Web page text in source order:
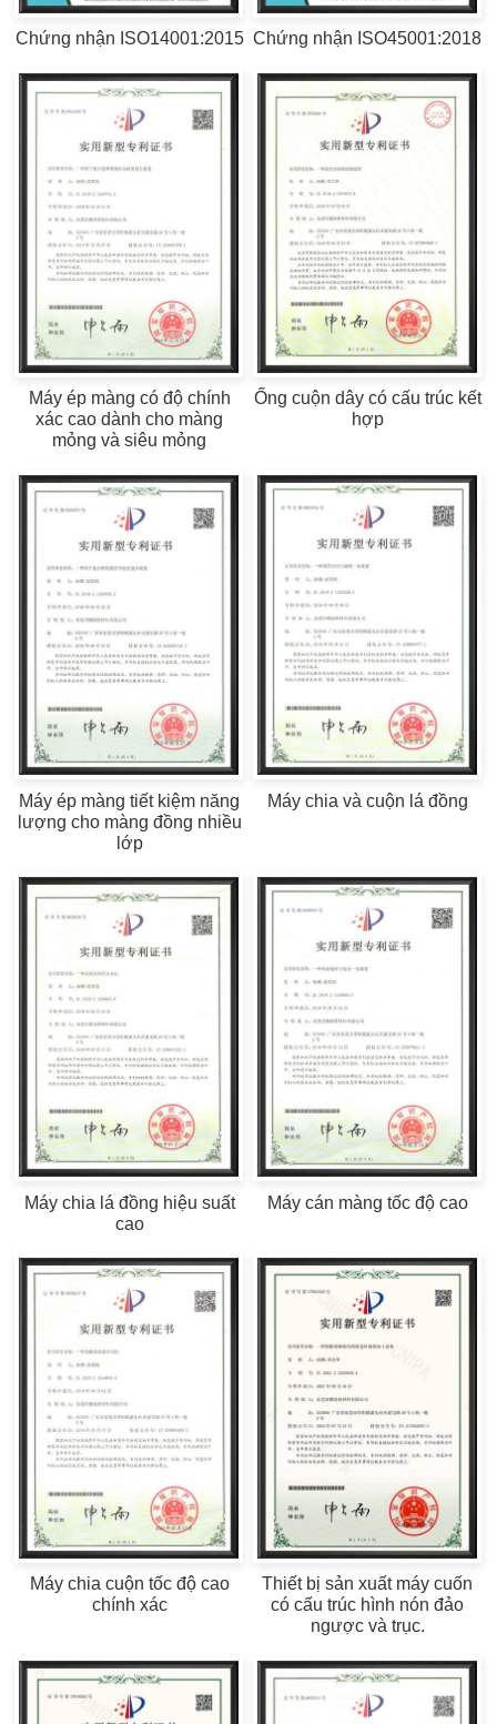
Chứng nhận ISO14001:2015 Chứng nhận ISO45001:2018
Máy ép màng có độ chính
xác cao dành cho màng
mỏng và siêu mỏng
Ống cuộn dây có cấu trúc kết
hợp
Máy ép màng tiết kiệm năng
lượng cho màng đồng nhiều
lớp
Máy chia và cuộn lá đồng
Máy chia lá đồng hiệu suất
cao
Máy cán màng tốc độ cao
Máy chia cuộn tốc độ cao
chính xác
Thiết bị sản xuất máy cuốn
có cấu trúc hình nón đảo
ngược và trục.